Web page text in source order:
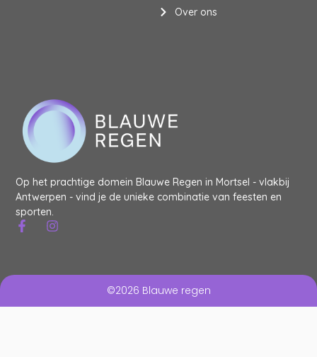
Op het prachtige domein Blauwe Regen in Mortsel - vlakbij
Antwerpen - vind je de unieke combinatie van feesten en
sporten.
Over ons
©2026 Blauwe regen